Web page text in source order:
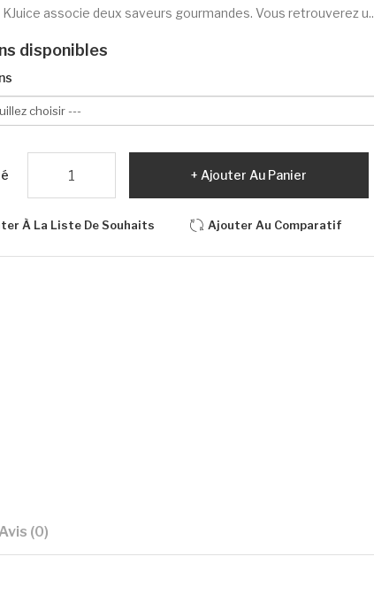
associe deux saveurs gourmandes. Vous retrouverez u..
disponibles
Ajouter Au Panier
À La Liste De Souhaits Ajouter Au Comparatif
Avis (0)